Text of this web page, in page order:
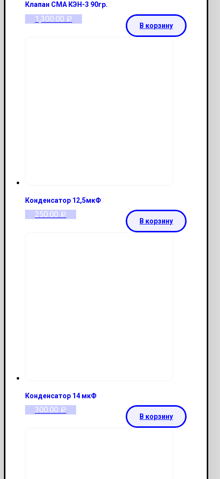
Клапан СМА КЭН-3 90гр.
1,300.00 Р
В корзину
Конденсатор 12,5мкФ
250.00 Р
В корзину
Конденсатор 14 мкФ
300.00 Р
В корзину